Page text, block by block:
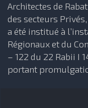
Architectes de
des secteurs
a été institué à
Régionaux et du
– 122 du 22 Rabii I
portant